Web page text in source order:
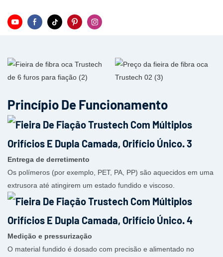
Princípio De Funcionamento
Entrega de derretimento
Os polímeros (por exemplo, PET, PA, PP) são aquecidos em uma
extrusora até atingirem um estado fundido e viscoso.
Medição e pressurização
O material fundido é dosado com precisão e alimentado no